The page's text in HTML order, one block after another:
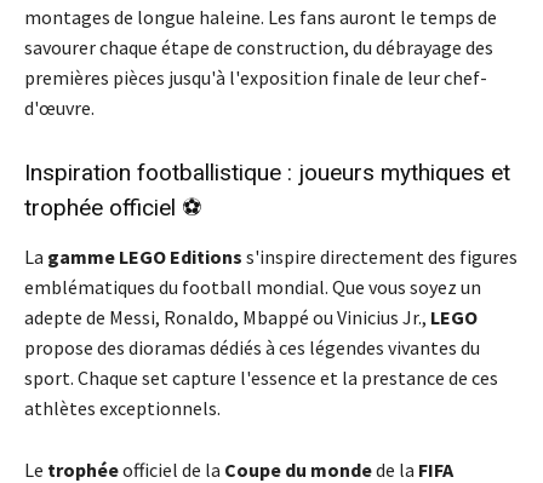
montages de longue haleine. Les fans auront le temps de
savourer chaque étape de construction, du débrayage des
premières pièces jusqu'à l'exposition finale de leur chef-
d'œuvre.
Inspiration footballistique : joueurs mythiques et
trophée officiel ⚽
La gamme LEGO Editions s'inspire directement des figures
emblématiques du football mondial. Que vous soyez un
adepte de Messi, Ronaldo, Mbappé ou Vinicius Jr., LEGO
propose des dioramas dédiés à ces légendes vivantes du
sport. Chaque set capture l'essence et la prestance de ces
athlètes exceptionnels.
Le trophéeofficiel de la Coupe du mondede la FIFA